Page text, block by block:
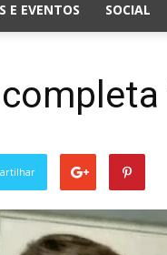
E EVENTOS SOCIAL